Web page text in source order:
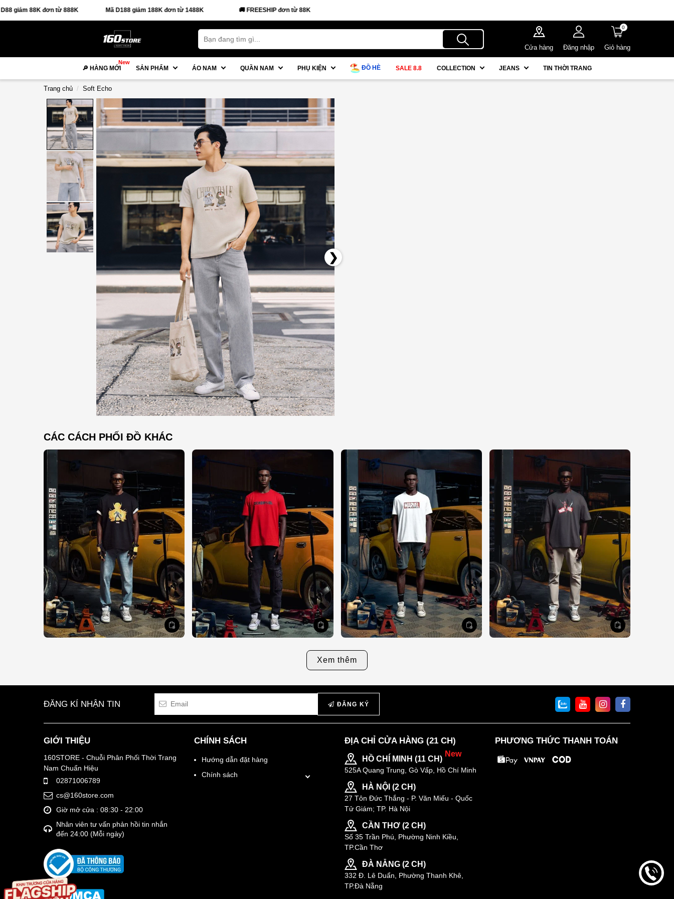
đơn từ 888K Mã D188 giảm 188K đơn từ 1488K 🚚 FREESHIP đơn từ 88K
Cửa hàng Đăng nhập
0
Giỏ hàng
🔎 HÀNG MỚI
New
SẢN PHẨM ÁO NAM QUẦN NAM PHỤ KIỆN ĐỒ HÈ SALE 8.8 COLLECTION JEANS TIN THỜI TRANG
Trang chủ Soft Echo
CÁC CÁCH PHỐI ĐỒ KHÁC
Xem thêm
ĐĂNG KÍ NHẬN TIN ĐĂNG KÝ
GIỚI THIỆU
160STORE - Chuỗi Phân Phối Thời Trang
Nam Chuẩn Hiệu
02871006789
cs@160store.com
Giờ mở cửa : 08:30 - 22:00
Nhân viên tư vấn phản hồi tin nhắn
đến 24:00 (Mỗi ngày)
CHÍNH SÁCH
Hướng dẫn đặt hàng
Chính sách
ĐỊA CHỈ CỬA HÀNG (21 CH)
HỒ CHÍ MINH (11 CH)
New
525A Quang Trung, Gò Vấp, Hồ Chí Minh
HÀ NỘI (2 CH)
27 Tôn Đức Thắng - P. Văn Miếu - Quốc
Tử Giám; TP. Hà Nội
CẦN THƠ (2 CH)
Số 35 Trần Phú, Phường Ninh Kiều,
TP.Cần Thơ
ĐÀ NẴNG (2 CH)
332 Đ. Lê Duẩn, Phường Thanh Khê,
TP.Đà Nẵng
PHƯƠNG THỨC THANH TOÁN